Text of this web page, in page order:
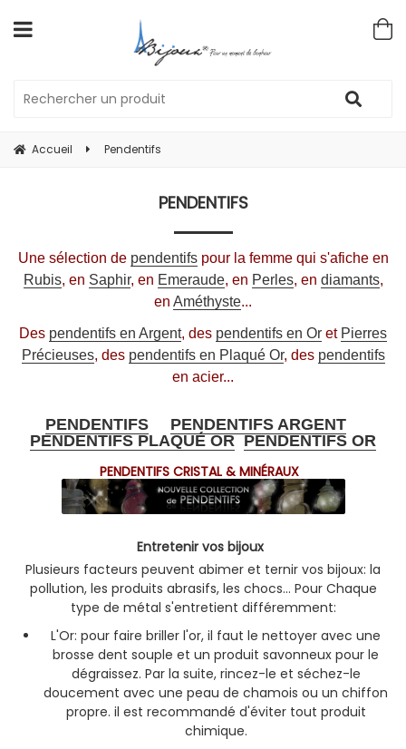
Accueil Pendentifs
PENDENTIFS
Une sélection de pendentifspour la femme qui s'afiche en
Rubis, en Saphir, en Emeraude, en Perles, en diamants,
en Améthyste...
Des pendentifs en Argent, des pendentifs en Or et Pierres
Précieuses, des pendentifs en Plaqué Or, des pendentifs
en acier...
PENDENTIFS
PENDENTIFS ARGENT
PENDENTIFS PLAQUÉ OR PENDENTIFS OR
PENDENTIFS CRISTAL & MINÉRAUX
Entretenir vos bijoux
Plusieurs facteurs peuvent abimer et ternir vos bijoux: la
pollution, les produits abrasifs, les chocs... Pour Chaque
type de métal s'entretient différemment:
L'Or: pour faire briller l'or, il faut le nettoyer avec une
brosse dent souple et un produit savonneux pour le
dégraissez. Par la suite, rincez-le et séchez-le
doucement avec une peau de chamois ou un chiffon
propre. il est recommandé d'éviter tout produit
chimique.